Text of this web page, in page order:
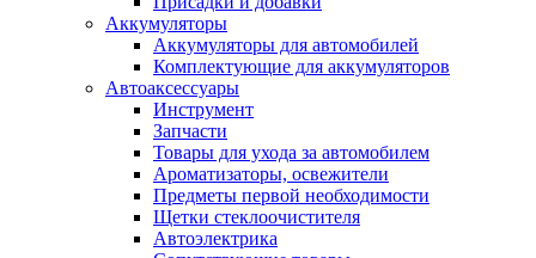
Аккумуляторы
Аккумуляторы для автомобилей
Комплектующие для аккумуляторов
Автоаксессуары
Инструмент
Запчасти
Товары для ухода за автомобилем
Ароматизаторы, освежители
Предметы первой необходимости
Щетки стеклоочистителя
Автоэлектрика